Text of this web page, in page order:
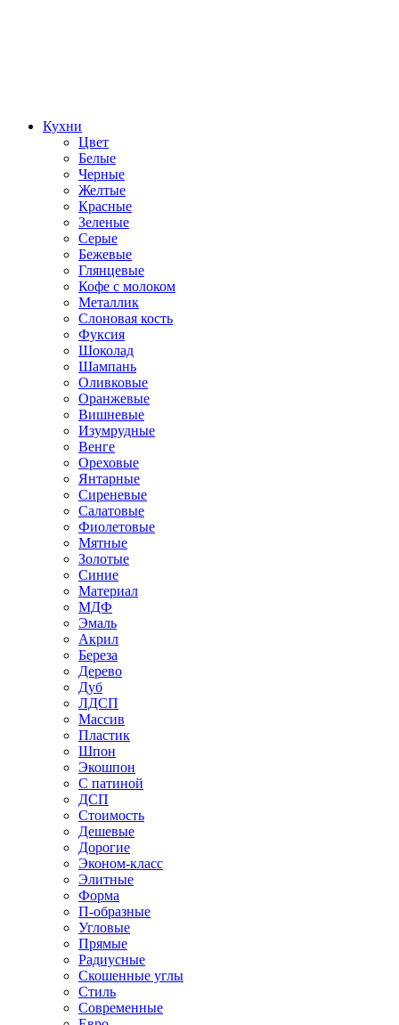
Кухни
Цвет
Белые
Черные
Желтые
Красные
Зеленые
Серые
Бежевые
Глянцевые
Кофе с молоком
Металлик
Слоновая кость
Фуксия
Шоколад
Шампань
Оливковые
Оранжевые
Вишневые
Изумрудные
Венге
Ореховые
Янтарные
Сиреневые
Салатовые
Фиолетовые
Мятные
Золотые
Синие
Материал
МДФ
Эмаль
Акрил
Береза
Дерево
Дуб
ЛДСП
Массив
Пластик
Шпон
Экошпон
С патиной
ДСП
Стоимость
Дешевые
Дорогие
Эконом-класс
Элитные
Форма
П-образные
Угловые
Прямые
Радиусные
Скошенные углы
Стиль
Современные